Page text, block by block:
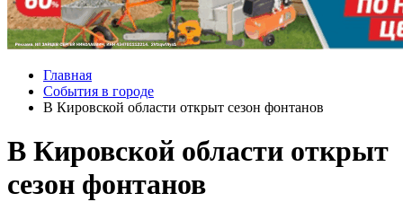
Главная
События в городе
В Кировской области открыт сезон фонтанов
В Кировской области открыт
сезон фонтанов